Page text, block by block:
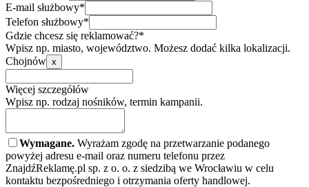
E-mail służbowy*
Telefon służbowy*
Gdzie chcesz się reklamować?*
Wpisz np. miasto, województwo. Możesz dodać kilka lokalizacji.
Chojnów x
Więcej szczegółów
Wpisz np. rodzaj nośników, termin kampanii.
Wymagane. Wyrażam zgodę na przetwarzanie podanego
powyżej adresu e-mail oraz numeru telefonu przez
ZnajdźReklamę.pl sp. z o. o. z siedzibą we Wrocławiu w celu
kontaktu bezpośredniego i otrzymania oferty handlowej.